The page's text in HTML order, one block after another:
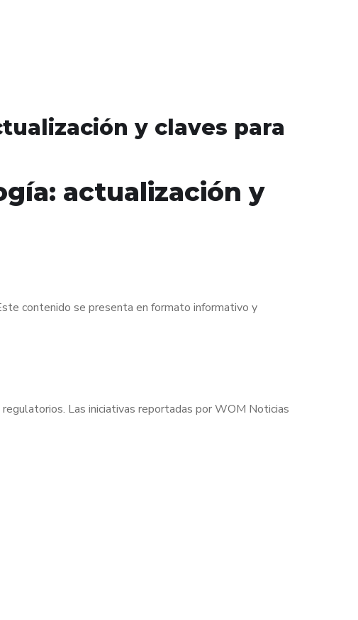
y claves para
actualización y
contenido se presenta en formato informativo y
Las iniciativas reportadas por WOM Noticias